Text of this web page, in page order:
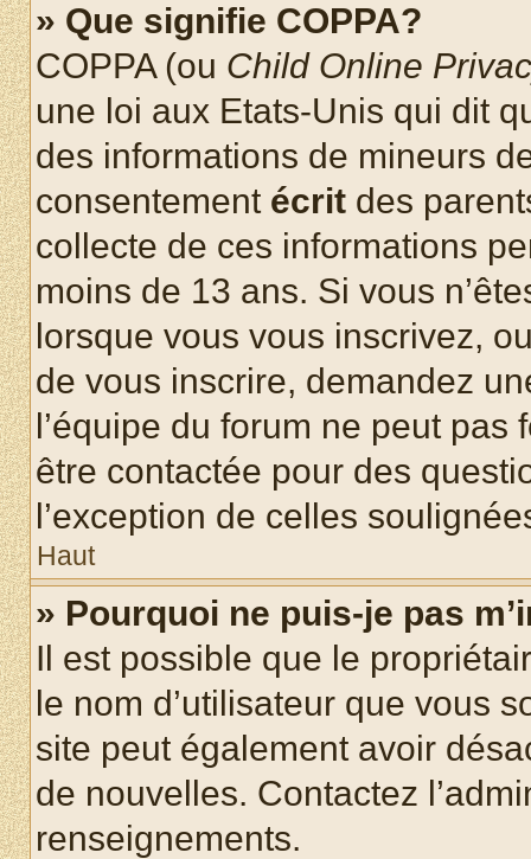
» Que signifie COPPA?
COPPA (ou Child Online
une loi aux Etats-Unis qui dit
des informations de mineurs
consentement écrit des
collecte de ces informations
moins de 13 ans. Si vous
lorsque vous vous inscrivez,
de vous inscrire, demandez
l’équipe du forum ne peut
être contactée pour des
l’exception de celles
Haut
» Pourquoi ne puis-je pas
Il est possible que le
le nom d’utilisateur que vous
site peut également avoir
de nouvelles. Contactez
renseignements.